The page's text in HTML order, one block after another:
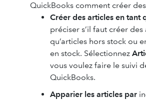
QuickBooks comment créer
Créer des articles en tant
préciser s’il faut créer
qu’articles hors stock ou
en stock. Sélectionnez
vous voulez faire le suivi
QuickBooks.
Apparier les articles par